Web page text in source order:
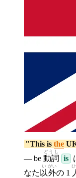
"This is the
— be 動詞
どうし
is
なた以
い
外
がい
の 1